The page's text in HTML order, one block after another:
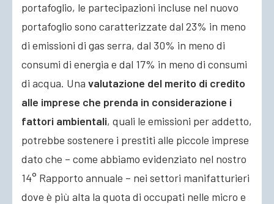
portafoglio, le partecipazioni incluse nel nuovo
portafoglio sono caratterizzate dal 23% in meno
di emissioni di gas serra, dal 30% in meno di
consumi di energia e dal 17% in meno di consumi
di acqua. Una valutazione del merito di credito
alle imprese che prenda in considerazione i
fattori ambientali, quali le emissioni per addetto,
potrebbe sostenere i prestiti alle piccole imprese
dato che – come abbiamo evidenziato nel nostro
14° Rapporto annuale – nei settori manifatturieri
dove è più alta la quota di occupati nelle micro e